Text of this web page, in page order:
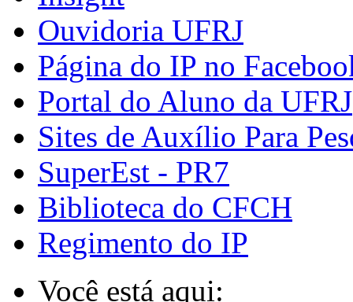
Ouvidoria UFRJ
Página do IP no
Portal do Aluno da UFRJ
Sites de Auxílio Para
SuperEst - PR7
Biblioteca do CFCH
Regimento do IP
Você está aqui: